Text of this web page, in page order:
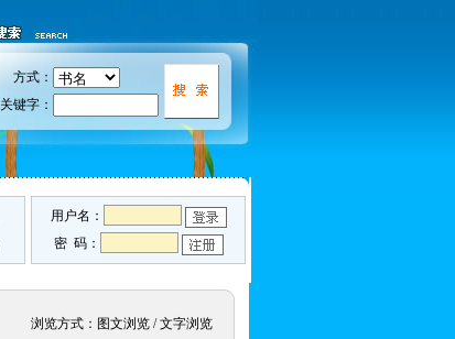
方式：
关键字：
用户名：
密 码：
浏览方式： 图文浏览/文字浏览